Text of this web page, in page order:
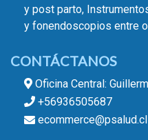
y post parto,
y fonendoscopios entre
CONTÁCTANOS
Oficina Central:
+56936505687
ecommerce@psalud.cl